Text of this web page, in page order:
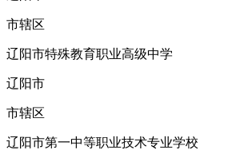
市辖区
辽阳市特殊教育职业高级中学
辽阳市
市辖区
辽阳市第一中等职业技术专业学校